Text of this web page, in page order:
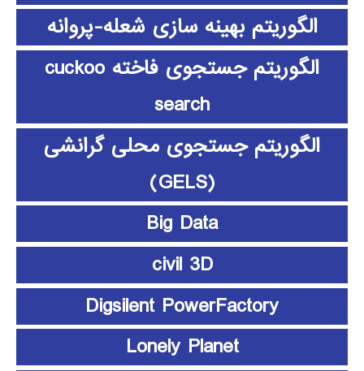
الگوریتم بهینه سازی شعله-پروانه
الگوریتم جستجوی فاخته cuckoo
search
الگوریتم جستجوی محلی گرانشی
(GELS)
Big Data
civil 3D
Digsilent PowerFactory
Lonely Planet